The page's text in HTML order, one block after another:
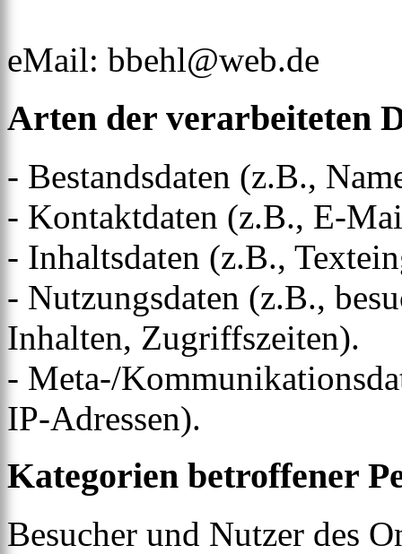
eMail: bbehl@web.de
Arten der verarbeiteten
- Bestandsdaten (z.B.,
- Kontaktdaten (z.B., E-
- Inhaltsdaten (z.B.,
- Nutzungsdaten (z.B.,
Inhalten, Zugriffszeiten).
- Meta-/
IP-Adressen).
Kategorien betroffener
Besucher und Nutzer des